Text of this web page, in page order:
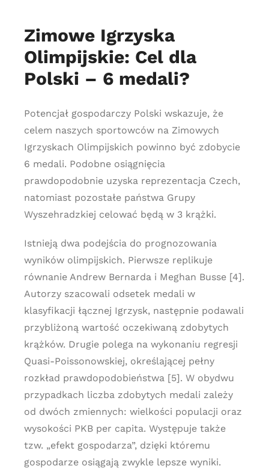
Zimowe Igrzyska
Olimpijskie: Cel dla
Polski – 6 medali?
Potencjał gospodarczy Polski wskazuje, że
celem naszych sportowców na Zimowych
Igrzyskach Olimpijskich powinno być zdobycie
6 medali. Podobne osiągnięcia
prawdopodobnie uzyska reprezentacja Czech,
natomiast pozostałe państwa Grupy
Wyszehradzkiej celować będą w 3 krążki.
Istnieją dwa podejścia do prognozowania
wyników olimpijskich. Pierwsze replikuje
równanie Andrew Bernarda i Meghan Busse [4].
Autorzy szacowali odsetek medali w
klasyfikacji łącznej Igrzysk, następnie podawali
przybliżoną wartość oczekiwaną zdobytych
krążków. Drugie polega na wykonaniu regresji
Quasi-Poissonowskiej, określającej pełny
rozkład prawdopodobieństwa [5]. W obydwu
przypadkach liczba zdobytych medali zależy
od dwóch zmiennych: wielkości populacji oraz
wysokości PKB per capita. Występuje także
tzw. „efekt gospodarza”, dzięki któremu
gospodarze osiągają zwykle lepsze wyniki.